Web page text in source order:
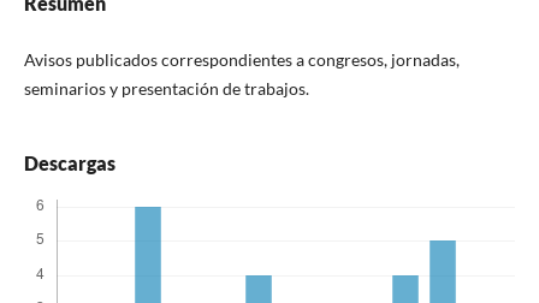
Avisos publicados correspondientes a congresos, jornadas,
seminarios y presentación de trabajos.
Descargas